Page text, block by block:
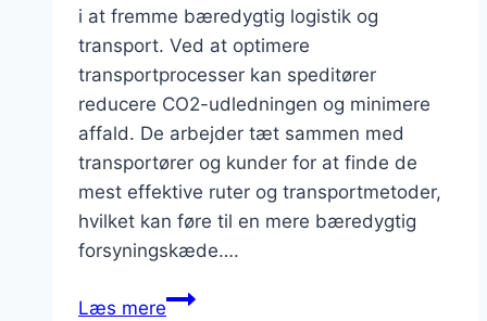
i at fremme bæredygtig logistik og
transport. Ved at optimere
transportprocesser kan speditører
reducere CO2-udledningen og minimere
affald. De arbejder tæt sammen med
transportører og kunder for at finde de
mest effektive ruter og transportmetoder,
hvilket kan føre til en mere bæredygtig
forsyningskæde….
Læs mereSpeditørens